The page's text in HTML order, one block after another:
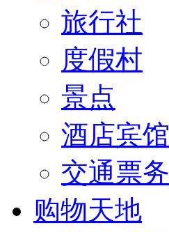
旅行社
度假村
景点
酒店宾馆
交通票务
购物天地